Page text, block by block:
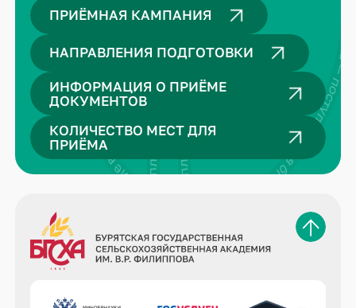
ПРИЁМНАЯ КАМПАНИЯ
НАПРАВЛЕНИЯ ПОДГОТОВКИ
ИНФОРМАЦИЯ О ПРИЁМЕ
ДОКУМЕНТОВ
КОЛИЧЕСТВО МЕСТ ДЛЯ
ПРИЁМА